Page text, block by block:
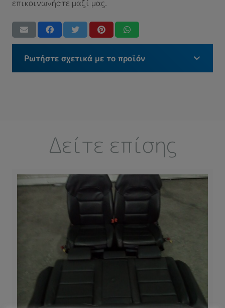
επικοινωνήστε μαζί μας.
Ρωτήστε σχετικά με το προϊόν
Δείτε επίσης